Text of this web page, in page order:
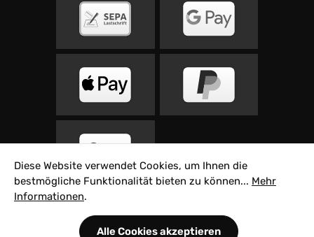
Alle Preise inkl. gesetzl. Mehrwertsteuer zzgl.
Diese Website verwendet Cookies, um Ihnen die
bestmögliche Funktionalität bieten zu können... Mehr
Informationen.
Alle Cookies akzeptieren